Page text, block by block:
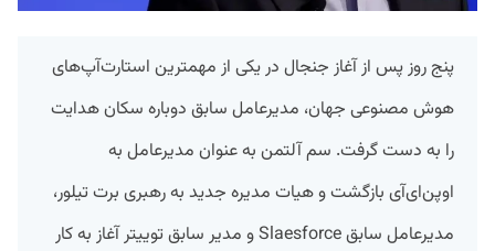
پنج روز پس از آغاز جنجال در یکی از مهمترین استارت‌آپ‌های
هوش مصنوعی جهان، مدیرعامل سابق دوباره سکان هدایت
را به دست گرفت. سم آلتمن به عنوان مدیرعامل به
اوپن‌ای‌آی بازگشت و هیات مدیره جدید به رهبری برت تیلور،
مدیرعامل سابق Slaesforce و مدیر سابق توییتر آغاز به کار